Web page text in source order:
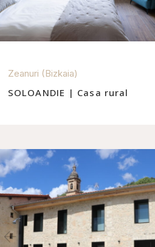
Zeanuri (Bizkaia)
SOLOANDIE | Casa rural